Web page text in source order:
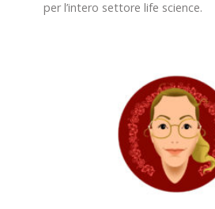
per l’intero settore life science.